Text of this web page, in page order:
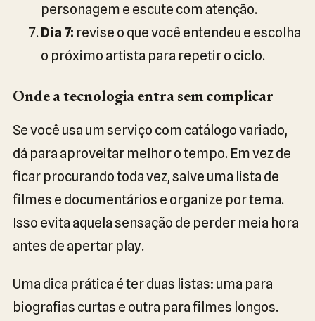
personagem e escute com atenção.
Dia 7: revise o que você entendeu e escolha
o próximo artista para repetir o ciclo.
Onde a tecnologia entra sem complicar
Se você usa um serviço com catálogo variado,
dá para aproveitar melhor o tempo. Em vez de
ficar procurando toda vez, salve uma lista de
filmes e documentários e organize por tema.
Isso evita aquela sensação de perder meia hora
antes de apertar play.
Uma dica prática é ter duas listas: uma para
biografias curtas e outra para filmes longos.